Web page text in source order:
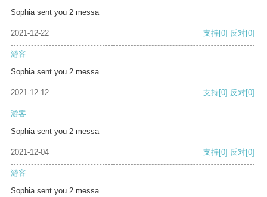
Sophia sent you 2 messa
2021-12-22 支持[0] 反对[0]
游客
Sophia sent you 2 messa
2021-12-12 支持[0] 反对[0]
游客
Sophia sent you 2 messa
2021-12-04 支持[0] 反对[0]
游客
Sophia sent you 2 messa